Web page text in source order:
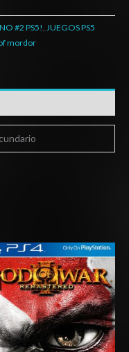
#2 PS5!, JUEGOS PS5
mordor
Rango
de
precios:
desde
$3.00
hasta
$6.00